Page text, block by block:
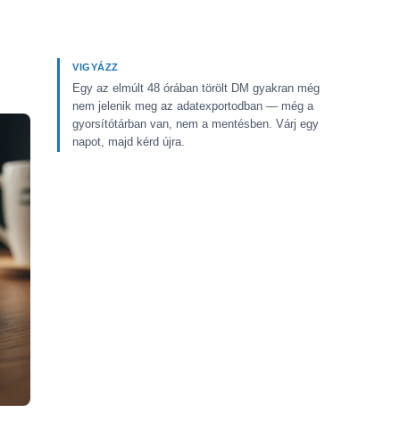
VIGYÁZZ
Egy az elmúlt 48 órában törölt DM gyakran még
nem jelenik meg az adatexportodban — még a
gyorsítótárban van, nem a mentésben. Várj egy
napot, majd kérd újra.